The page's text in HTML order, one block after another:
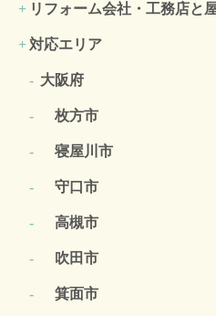
リフォーム会社・工務店と
対応エリア
大阪府
枚方市
寝屋川市
守口市
高槻市
吹田市
箕面市